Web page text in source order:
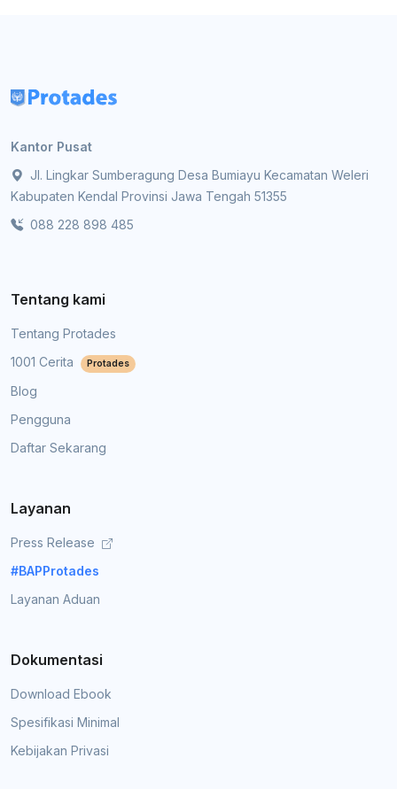
Kantor Pusat
Jl. Lingkar Sumberagung Desa Bumiayu Kecamatan Weleri
Kabupaten Kendal Provinsi Jawa Tengah 51355
088 228 898 485
Tentang kami
Tentang Protades
1001 Cerita
Protades
Blog
Pengguna
Daftar Sekarang
Layanan
Press Release
#BAPProtades
Layanan Aduan
Dokumentasi
Download Ebook
Spesifikasi Minimal
Kebijakan Privasi